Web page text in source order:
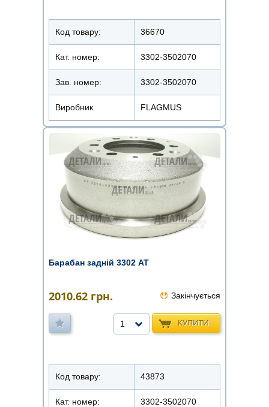
Код товару: 36670
Кат. номер: 3302-3502070
Зав. номер: 3302-3502070
Виробник FLAGMUS
Барабан задній 3302 АТ
2010.62 грн. Закінчується
КУПИТИ
1
Код товару: 43873
Кат. номер: 3302-3502070